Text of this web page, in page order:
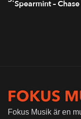
Spearmint –
Fokus Musik är en